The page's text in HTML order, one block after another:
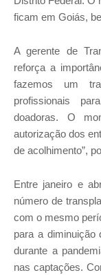
ficam em Goiás,
A gerente de
reforça a
fazemos um
profissionais
doadoras. O
autorização dos
de acolhimento”,
Entre janeiro e
número de
com o mesmo
para a diminuição
durante a
nas captações.